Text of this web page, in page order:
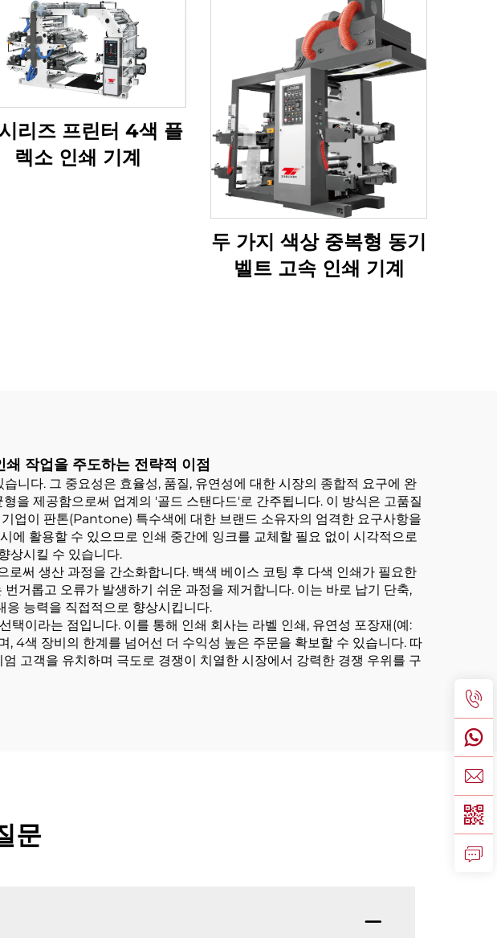
리즈 프린터 4색 플
렉소 인쇄 기계
두 가지 색상 중복형 동기
벨트 고속 인쇄 기계
작업을 주도하는 전략적 이점
니다. 그 중요성은 효율성, 품질, 유연성에 대한 시장의 종합적 요구에 완
을 제공함으로써 업계의 '골드 스탠다드'로 간주됩니다. 이 방식은 고품질
업이 판톤(Pantone) 특수색에 대한 브랜드 소유자의 엄격한 요구사항을
에 활용할 수 있으므로 인쇄 중간에 잉크를 교체할 필요 없이 시각적으로
상시킬 수 있습니다.
써 생산 과정을 간소화합니다. 백색 베이스 코팅 후 다색 인쇄가 필요한
거롭고 오류가 발생하기 쉬운 과정을 제거합니다. 이는 바로 납기 단축,
응 능력을 직접적으로 향상시킵니다.
이라는 점입니다. 이를 통해 인쇄 회사는 라벨 인쇄, 유연성 포장재(예:
4색 장비의 한계를 넘어선 더 수익성 높은 주문을 확보할 수 있습니다. 따
고객을 유치하며 극도로 경쟁이 치열한 시장에서 강력한 경쟁 우위를 구
문